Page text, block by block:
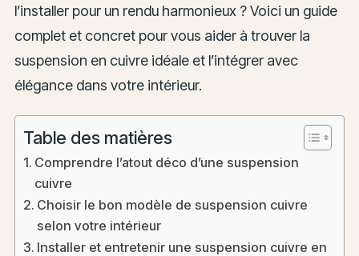
l’installer pour un rendu harmonieux ? Voici un guide
complet et concret pour vous aider à trouver la
suspension en cuivre idéale et l’intégrer avec
élégance dans votre intérieur.
Table des matières
Comprendre l’atout déco d’une suspension
cuivre
Choisir le bon modèle de suspension cuivre
selon votre intérieur
Installer et entretenir une suspension cuivre en